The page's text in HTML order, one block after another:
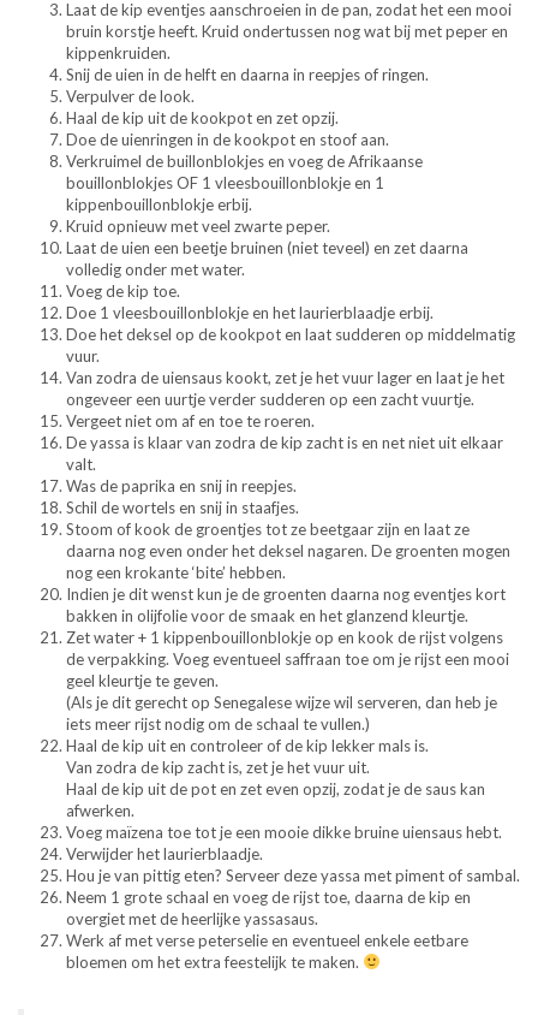
Laat de kip eventjes aanschroeien in de pan, zodat het een mooi
bruin korstje heeft. Kruid ondertussen nog wat bij met peper en
kippenkruiden.
Snij de uien in de helft en daarna in reepjes of ringen.
Verpulver de look.
Haal de kip uit de kookpot en zet opzij.
Doe de uienringen in de kookpot en stoof aan.
Verkruimel de buillonblokjes en voeg de Afrikaanse
bouillonblokjes OF 1 vleesbouillonblokje en 1
kippenbouillonblokje erbij.
Kruid opnieuw met veel zwarte peper.
Laat de uien een beetje bruinen (niet teveel) en zet daarna
volledig onder met water.
Voeg de kip toe.
Doe 1 vleesbouillonblokje en het laurierblaadje erbij.
Doe het deksel op de kookpot en laat sudderen op middelmatig
vuur.
Van zodra de uiensaus kookt, zet je het vuur lager en laat je het
ongeveer een uurtje verder sudderen op een zacht vuurtje.
Vergeet niet om af en toe te roeren.
De yassa is klaar van zodra de kip zacht is en net niet uit elkaar
valt.
Was de paprika en snij in reepjes.
Schil de wortels en snij in staafjes.
Stoom of kook de groentjes tot ze beetgaar zijn en laat ze
daarna nog even onder het deksel nagaren. De groenten mogen
nog een krokante ‘bite’ hebben.
Indien je dit wenst kun je de groenten daarna nog eventjes kort
bakken in olijfolie voor de smaak en het glanzend kleurtje.
Zet water + 1 kippenbouillonblokje op en kook de rijst volgens
de verpakking. Voeg eventueel saffraan toe om je rijst een mooi
geel kleurtje te geven.
(Als je dit gerecht op Senegalese wijze wil serveren, dan heb je
iets meer rijst nodig om de schaal te vullen.)
Haal de kip uit en controleer of de kip lekker mals is.
Van zodra de kip zacht is, zet je het vuur uit.
Haal de kip uit de pot en zet even opzij, zodat je de saus kan
afwerken.
Voeg maïzena toe tot je een mooie dikke bruine uiensaus hebt.
Verwijder het laurierblaadje.
Hou je van pittig eten? Serveer deze yassa met piment of sambal.
Neem 1 grote schaal en voeg de rijst toe, daarna de kip en
overgiet met de heerlijke yassasaus.
Werk af met verse peterselie en eventueel enkele eetbare
bloemen om het extra feestelijk te maken.